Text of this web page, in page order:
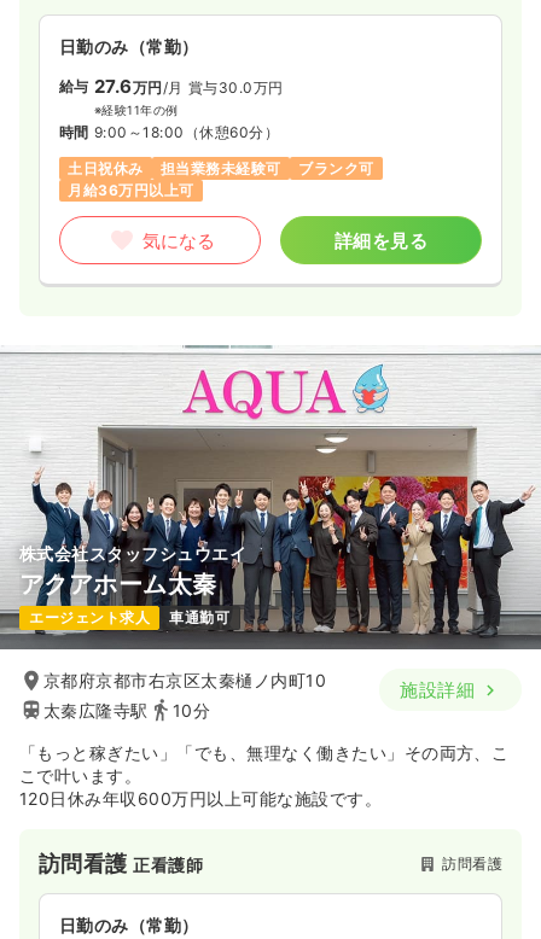
日勤のみ（常勤）
給与 27.6万円/月 賞与30.0万円
※経験11年の例
時間 9:00～18:00 （休憩60分）
土日祝休み
担当業務未経験可
ブランク可
月給36万円以上可
気になる 詳細を見る
株式会社スタッフシュウエイ
アクアホーム太秦
エージェント求人 車通勤可
京都府京都市右京区太秦樋ノ内町10
太秦広隆寺駅
10分
施設詳細
「もっと稼ぎたい」「でも、無理なく働きたい」その両方、こ
こで叶います。
120日休み年収600万円以上可能な施設です。
訪問看護正看護師 訪問看護
日勤のみ（常勤）